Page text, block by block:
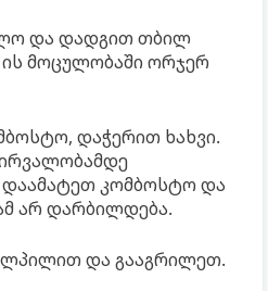
და დადგით თბილ
მოცულობაში ორჯერ
დაჭერით ხახვი.
კომბოსტო და
არ დარბილდება.
და გააგრილეთ.